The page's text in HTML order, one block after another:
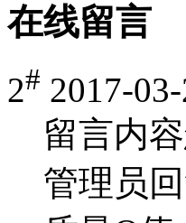
在线留言
2# 2017-
留言内容
管理员